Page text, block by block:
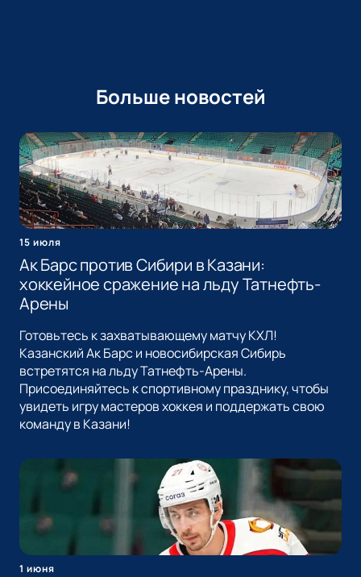
Больше новостей
15 июля
Ак Барс против Сибири в Казани:
хоккейное сражение на льду Татнефть-
Арены
Готовьтесь к захватывающему матчу КХЛ!
Казанский Ак Барс и новосибирская Сибирь
встретятся на льду Татнефть-Арены.
Присоединяйтесь к спортивному празднику, чтобы
увидеть игру мастеров хоккея и поддержать свою
команду в Казани!
1 июня